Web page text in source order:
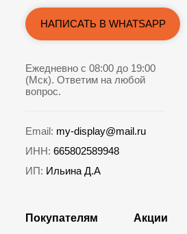
Покупателям
Акции
НАПИСАТЬ В WHATSAPP
Ежедневно с 08:00 до 19:00
(Мск). Ответим на любой
вопрос.
Email: my-display@mail.ru
ИНН: 665802589948
ИП: Ильина Д.А